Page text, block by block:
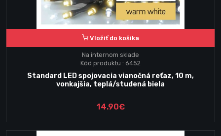
Vložiť do košika
Na internom sklade
Kód produktu : 6452
Standard LED spojovacia vianočná reťaz, 10 m,
vonkajšia, teplá/studená biela
14.90€